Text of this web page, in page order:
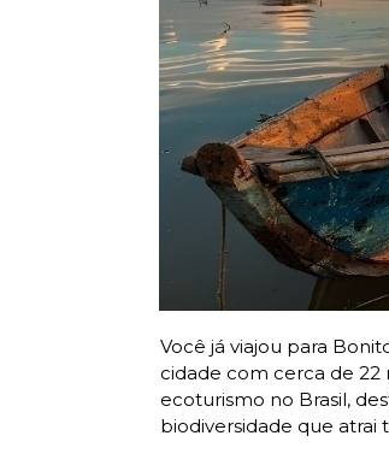
Você já viajou para
cidade com cerca de
ecoturismo no Brasil,
biodiversidade que atrai